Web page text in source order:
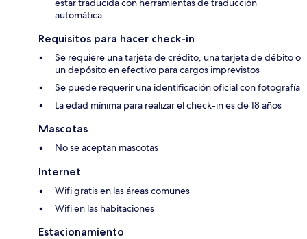
estar traducida con herramientas de traducción
automática.
Requisitos para hacer check-in
Se requiere una tarjeta de crédito, una tarjeta de débito o
un depósito en efectivo para cargos imprevistos
Se puede requerir una identificación oficial con fotografía
La edad mínima para realizar el check-in es de 18 años
Mascotas
No se aceptan mascotas
Internet
Wifi gratis en las áreas comunes
Wifi en las habitaciones
Estacionamiento